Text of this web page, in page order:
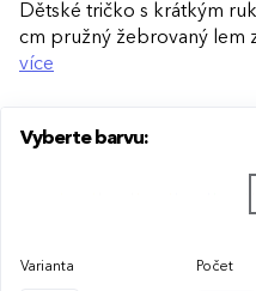
Dětské tričko s krátkým
cm pružný žebrovaný lem
vrchním prošíváním na
více
Vyberte barvu:
Varianta Počet